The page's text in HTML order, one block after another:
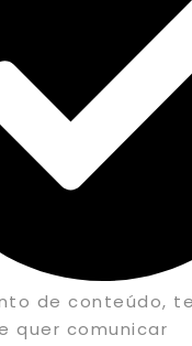
de conteúdo,
quer comunicar